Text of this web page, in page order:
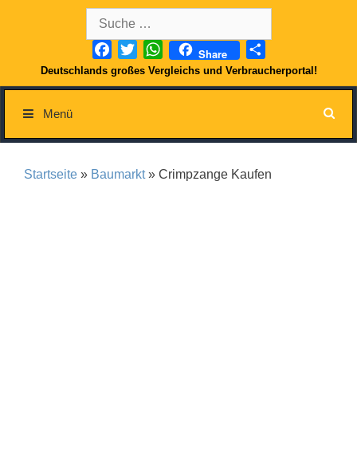
nach:
Facebook
TwitterWhatsApp
Share
Deutschlands großes Vergleichs und Verbraucherportal!
Menü
Startseite » Baumarkt» Crimpzange Kaufen